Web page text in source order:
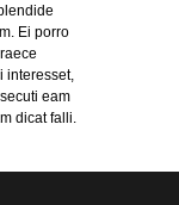
Ei porro
interesset,
eam
dicat falli.